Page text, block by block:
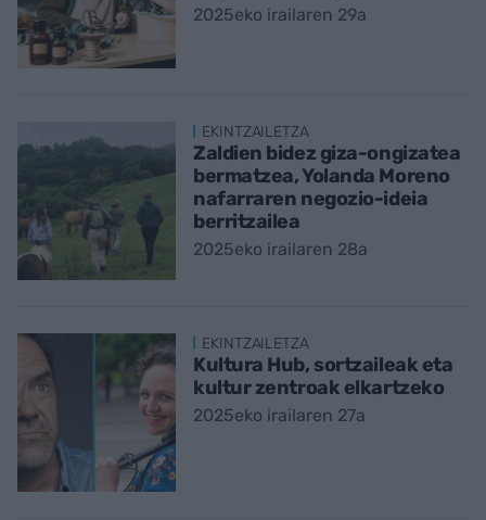
2025eko irailaren 29a
EKINTZAILETZA
Zaldien bidez giza-ongizatea
bermatzea, Yolanda Moreno
nafarraren negozio-ideia
berritzailea
2025eko irailaren 28a
EKINTZAILETZA
Kultura Hub, sortzaileak eta
kultur zentroak elkartzeko
2025eko irailaren 27a